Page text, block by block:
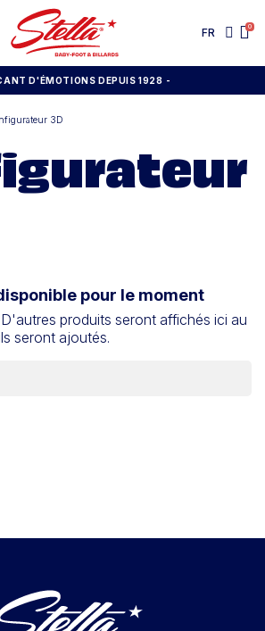
FR
D'ÉMOTIONS DEPUIS 1928 -
3D
pour le moment
produits seront affichés ici au
seront ajoutés.